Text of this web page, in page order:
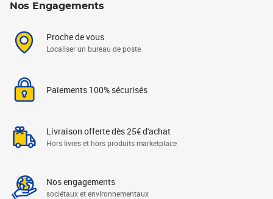
Nos Engagements
Proche de vous
Localiser un bureau de poste
Paiements 100% sécurisés
Livraison offerte dès 25€ d'achat
Hors livres et hors produits marketplace
Nos engagements
sociétaux et environnementaux